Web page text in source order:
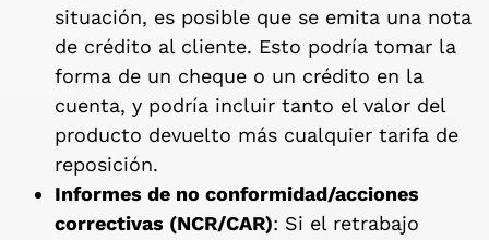
situación, es posible que se emita una nota
de crédito al cliente. Esto podría tomar la
forma de un cheque o un crédito en la
cuenta, y podría incluir tanto el valor del
producto devuelto más cualquier tarifa de
reposición.
Informes de no conformidad/acciones
correctivas (NCR/CAR): Si el retrabajo